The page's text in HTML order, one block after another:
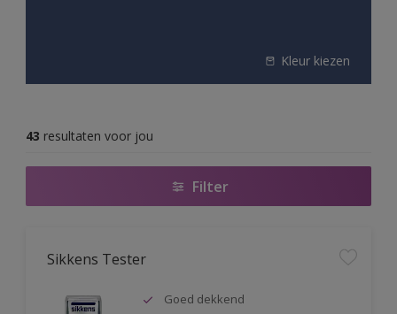
Kleur kiezen
43 resultaten voor jou
Filter
Sikkens Tester
Goed dekkend